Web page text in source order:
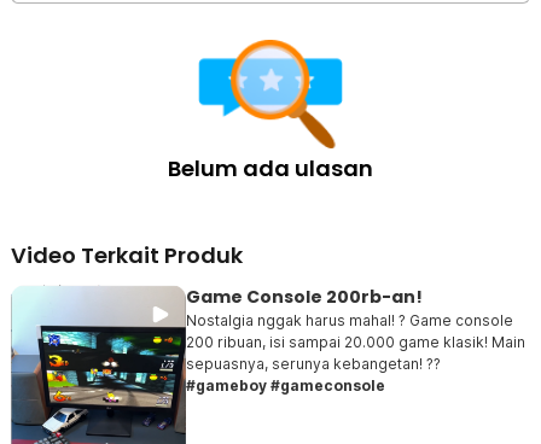
Belum ada ulasan
Video Terkait Produk
Game Console 200rb-an!
Nostalgia nggak harus mahal! ? Game console
200 ribuan, isi sampai 20.000 game klasik! Main
sepuasnya, serunya kebangetan! ??️
#gameboy #gameconsole